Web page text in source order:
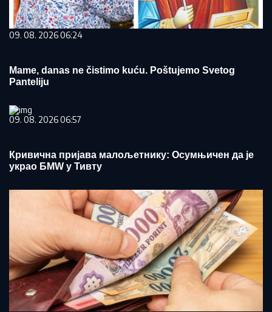
09. 08. 2026 06:24
Mame, danas ne čistimo kuću. Poštujemo Svetog
Panteliju
09. 08. 2026 06:57
Кривична пријава малољетнику: Осумњичен да је
украо БМW у Тивту